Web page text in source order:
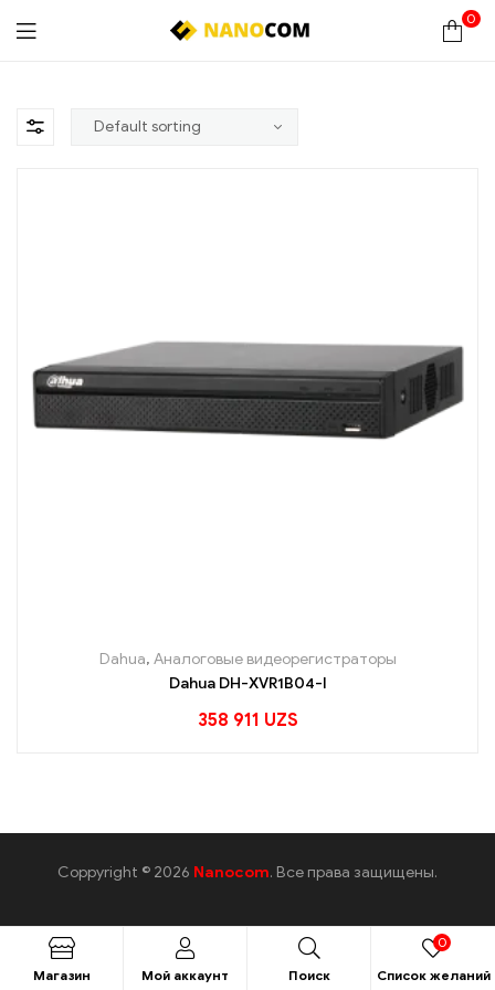
0
Dahua, Аналоговые видеорегистраторы
Dahua DH-XVR1B04-I
358 911 UZS
Coppyright © 2026 Nanocom. Все права защищены.
Магазин Мой аккаунт Поиск Список желаний
0